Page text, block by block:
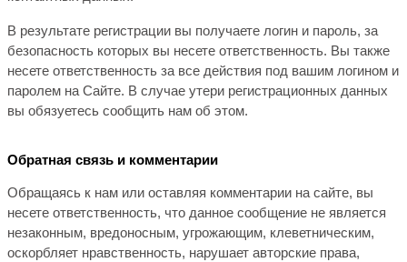
В результате регистрации вы получаете логин и пароль, за
безопасность которых вы несете ответственность. Вы также
несете ответственность за все действия под вашим логином и
паролем на Сайте. В случае утери регистрационных данных
вы обязуетесь сообщить нам об этом.
Обратная связь и комментарии
Обращаясь к нам или оставляя комментарии на сайте, вы
несете ответственность, что данное сообщение не является
незаконным, вредоносным, угрожающим, клеветническим,
оскорбляет нравственность, нарушает авторские права,